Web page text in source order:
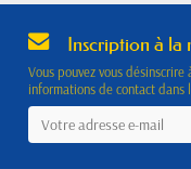
Inscription à la
Vous pouvez vous
informations de contact